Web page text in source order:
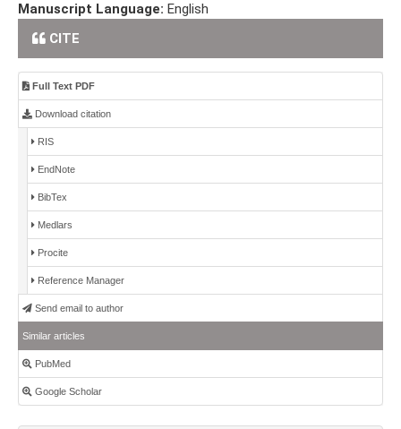
Manuscript Language: English
CITE
Full Text PDF
Download citation
RIS
EndNote
BibTex
Medlars
Procite
Reference Manager
Send email to author
Similar articles
PubMed
Google Scholar